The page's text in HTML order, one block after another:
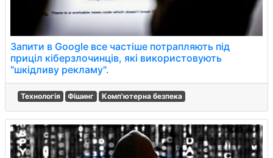
Запити в Google все частіше потрапляють під
приціл кіберзлочинців, які використовують
"шкідливу рекламу".
Технологія Фішинг Комп'ютерна безпека